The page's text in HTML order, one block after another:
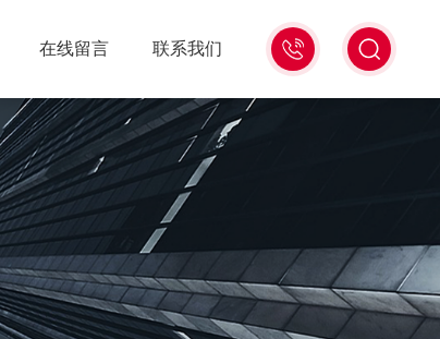
18516586104
微
在线留言 联系我们